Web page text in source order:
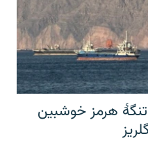
هرمز خوشبین